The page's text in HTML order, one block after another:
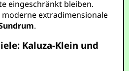
eingeschränkt bleiben.
extradimensionale
.
Kaluza-Klein und